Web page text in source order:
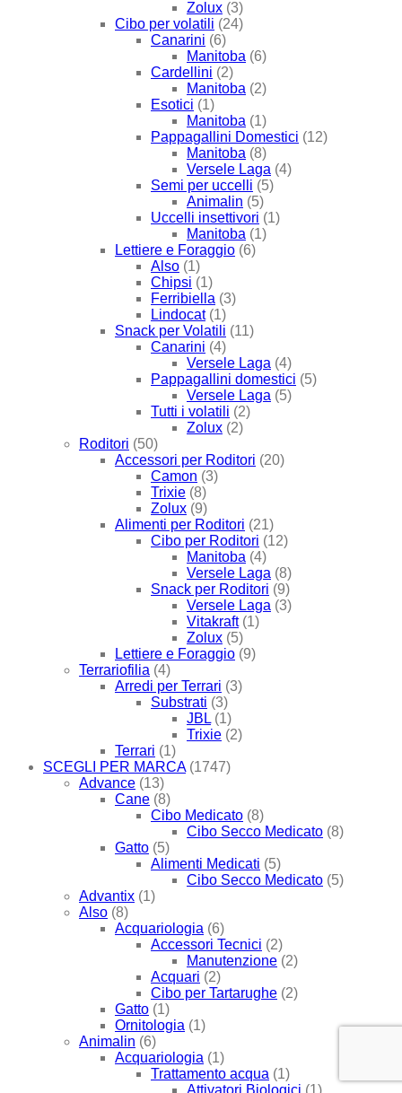
Zolux (3)
Cibo per volatili (24)
Canarini (6)
Manitoba (6)
Cardellini (2)
Manitoba (2)
Esotici (1)
Manitoba (1)
Pappagallini Domestici (12)
Manitoba (8)
Versele Laga (4)
Semi per uccelli (5)
Animalin (5)
Uccelli insettivori (1)
Manitoba (1)
Lettiere e Foraggio (6)
Also (1)
Chipsi (1)
Ferribiella (3)
Lindocat (1)
Snack per Volatili (11)
Canarini (4)
Versele Laga (4)
Pappagallini domestici (5)
Versele Laga (5)
Tutti i volatili (2)
Zolux (2)
Roditori (50)
Accessori per Roditori (20)
Camon (3)
Trixie (8)
Zolux (9)
Alimenti per Roditori (21)
Cibo per Roditori (12)
Manitoba (4)
Versele Laga (8)
Snack per Roditori (9)
Versele Laga (3)
Vitakraft (1)
Zolux (5)
Lettiere e Foraggio (9)
Terrariofilia (4)
Arredi per Terrari (3)
Substrati (3)
JBL (1)
Trixie (2)
Terrari (1)
SCEGLI PER MARCA (1747)
Advance (13)
Cane (8)
Cibo Medicato (8)
Cibo Secco Medicato (8)
Gatto (5)
Alimenti Medicati (5)
Cibo Secco Medicato (5)
Advantix (1)
Also (8)
Acquariologia (6)
Accessori Tecnici (2)
Manutenzione (2)
Acquari (2)
Cibo per Tartarughe (2)
Gatto (1)
Ornitologia (1)
Animalin (6)
Acquariologia (1)
Trattamento acqua (1)
Attivatori Biologici (1)